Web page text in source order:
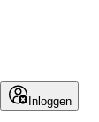
Inloggen